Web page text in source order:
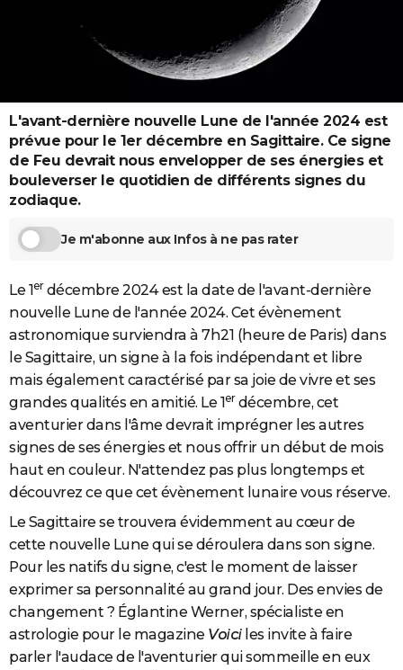
CARTE DE VOEUX
Carte de Noël
Carte Bonne année
Carte Saint-Valentin
Carte Pâques
Carte d'anniversaire
DICTIONNAIRE
Dictionnaire
Biographies
Citations
Expressions
Proverbes
PROGRAMME TV
COPAINS D'AVANT
FORUM
L'avant-dernière nouvelle Lune de l'année 2024 est
prévue pour le 1er décembre en Sagittaire. Ce signe
de Feu devrait nous envelopper de ses énergies et
bouleverser le quotidien de différents signes du
zodiaque.
Je m'abonne aux Infos à ne pas rater
Le 1er décembre 2024 est la date de l'avant-dernière
nouvelle Lune de l'année 2024. Cet évènement
astronomique surviendra à 7h21 (heure de Paris) dans
le Sagittaire, un signe à la fois indépendant et libre
mais également caractérisé par sa joie de vivre et ses
grandes qualités en amitié. Le 1er décembre, cet
aventurier dans l'âme devrait imprégner les autres
signes de ses énergies et nous offrir un début de mois
haut en couleur. N'attendez pas plus longtemps et
découvrez ce que cet évènement lunaire vous réserve.
Le Sagittaire se trouvera évidemment au cœur de
cette nouvelle Lune qui se déroulera dans son signe.
Pour les natifs du signe, c'est le moment de laisser
exprimer sa personnalité au grand jour. Des envies de
changement ? Églantine Werner, spécialiste en
astrologie pour le magazine Voiciles invite à faire
parler l'audace de l'aventurier qui sommeille en eux